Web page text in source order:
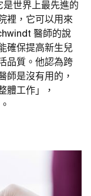
世界上最先進的
裡，它可以用來
醫師的說
確保提高新生兒
品質。他認為跨
師是沒有用的，
體工作」，